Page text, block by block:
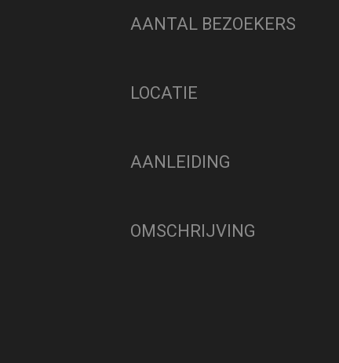
AANTAL BEZOEKERS
LOCATIE
AANLEIDING
OMSCHRIJVING